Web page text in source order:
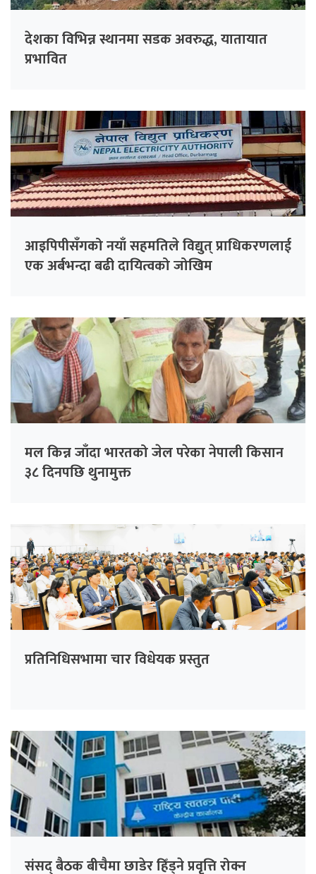
देशका विभिन्न स्थानमा सडक अवरुद्ध, यातायात
प्रभावित
आइपिपीसँगको नयाँ सहमतिले विद्युत् प्राधिकरणलाई
एक अर्बभन्दा बढी दायित्वको जोखिम
मल किन्न जाँदा भारतको जेल परेका नेपाली किसान
३८ दिनपछि थुनामुक्त
प्रतिनिधिसभामा चार विधेयक प्रस्तुत
संसद् बैठक बीचैमा छाडेर हिँड्ने प्रवृत्ति रोक्न